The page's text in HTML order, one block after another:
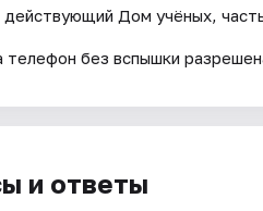
Дом учёных,
без вспышки
и ответы